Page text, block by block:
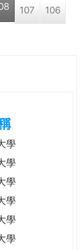
107 106
學
學
學
學
學
學